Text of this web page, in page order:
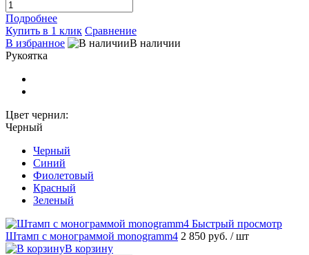
Подробнее
Купить в 1 клик Сравнение
В избранное
В наличии
Рукоятка
Цвет чернил:
Черный
Черный
Синий
Фиолетовый
Красный
Зеленый
Быстрый просмотр
Штамп с монограммой monogramm4 2 850 руб. / шт
В корзину